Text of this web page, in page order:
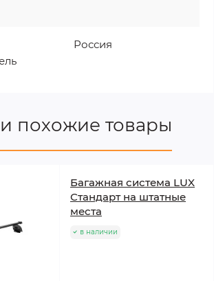
Россия
похожие товары
Багажная система LUX
Стандарт на штатные
места
в наличии